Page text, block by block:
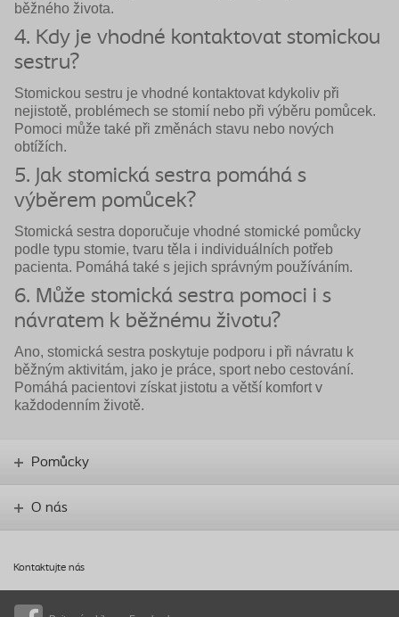
běžného života.
4. Kdy je vhodné kontaktovat stomickou
sestru?
Stomickou sestru je vhodné kontaktovat kdykoliv při
nejistotě, problémech se stomií nebo při výběru pomůcek.
Pomoci může také při změnách stavu nebo nových
obtížích.
5. Jak stomická sestra pomáhá s
výběrem pomůcek?
Stomická sestra doporučuje vhodné stomické pomůcky
podle typu stomie, tvaru těla i individuálních potřeb
pacienta. Pomáhá také s jejich správným používáním.
6. Může stomická sestra pomoci i s
návratem k běžnému životu?
Ano, stomická sestra poskytuje podporu i při návratu k
běžným aktivitám, jako je práce, sport nebo cestování.
Pomáhá pacientovi získat jistotu a větší komfort v
každodenním životě.
Pomůcky
O nás
Kontaktujte nás